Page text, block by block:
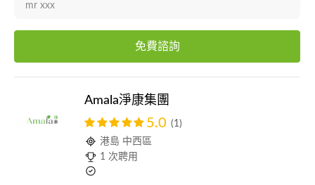
mr xxx
免費諮詢
Amala淨康集團
5.0 (1)
港島 中西區
1 次聘用